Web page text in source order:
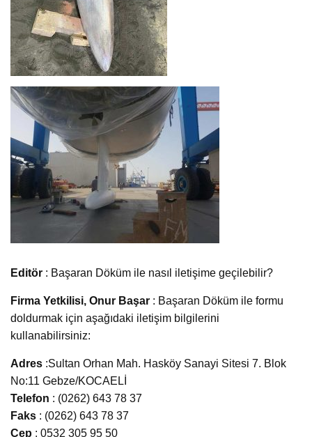
Editör : Başaran Döküm ile nasıl iletişime geçilebilir?
Firma Yetkilisi, Onur Başar : Başaran Döküm ile formu
doldurmak için aşağıdaki iletişim bilgilerini
kullanabilirsiniz:
Adres :Sultan Orhan Mah. Hasköy Sanayi Sitesi 7. Blok
No:11 Gebze/KOCAELİ
Telefon : (0262) 643 78 37
Faks : (0262) 643 78 37
Cep : 0532 305 95 50